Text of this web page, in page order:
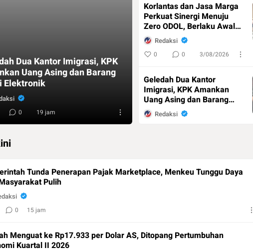
Dua Kantor Imigrasi, KPK
Uang Asing dan Barang
Elektronik
0 19 jam
Korlantas dan Jasa Marga
Perkuat Sinergi Menuju
Zero ODOL, Berlaku Awal
2027Redaksi
0 0 3/08/2026
Geledah Dua Kantor
Imigrasi, KPK Amankan
Uang Asing dan Barang
Bukti Elektronik
Redaksi
Tunda Penerapan Pajak Marketplace, Menkeu Tunggu Daya
Pulih
0 15 jam
Menguat ke Rp17.933 per Dolar AS, Ditopang Pertumbuhan
Kuartal II 2026